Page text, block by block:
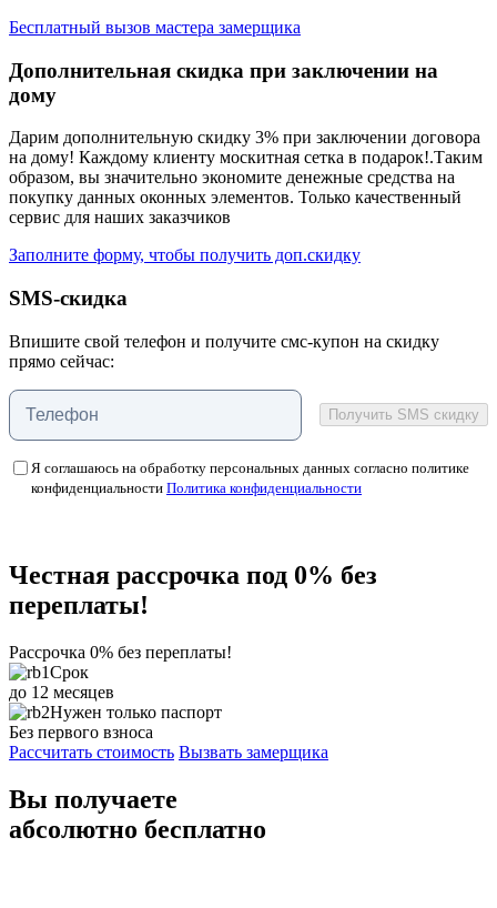
Бесплатный вызов мастера замерщика
Дополнительная скидка при заключении на
дому
Дарим дополнительную скидку 3% при заключении договора
на дому! Каждому клиенту москитная сетка в подарок!.Таким
образом, вы значительно экономите денежные средства на
покупку данных оконных элементов. Только качественный
сервис для наших заказчиков
Заполните форму, чтобы получить доп.скидку
SMS-скидка
Впишите свой телефон и получите смс-купон на скидку
прямо сейчас:
Получить SMS скидку
Я соглашаюсь на обработку персональных данных согласно политике
конфиденциальности Политика конфиденциальности
Честная рассрочка под 0% без
переплаты!
Рассрочка 0% без переплаты!
Срок
до 12 месяцев
Нужен только паспорт
Без первого взноса
Рассчитать стоимость Вызвать замерщика
Вы получаете
абсолютно бесплатно